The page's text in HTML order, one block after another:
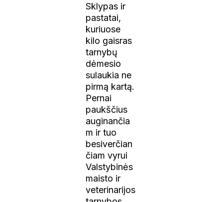
Sklypas ir
pastatai,
kuriuose
kilo gaisras
tarnybų
dėmesio
sulaukia ne
pirmą kartą.
Pernai
paukščius
auginančia
m ir tuo
besiverčian
čiam vyrui
Valstybinės
maisto ir
veterinarijos